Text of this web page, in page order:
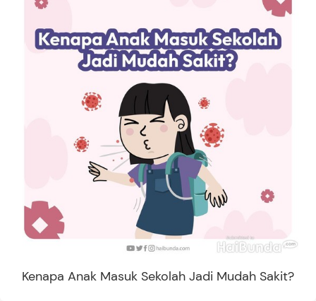
Kenapa Anak Masuk Sekolah Jadi Mudah Sakit?